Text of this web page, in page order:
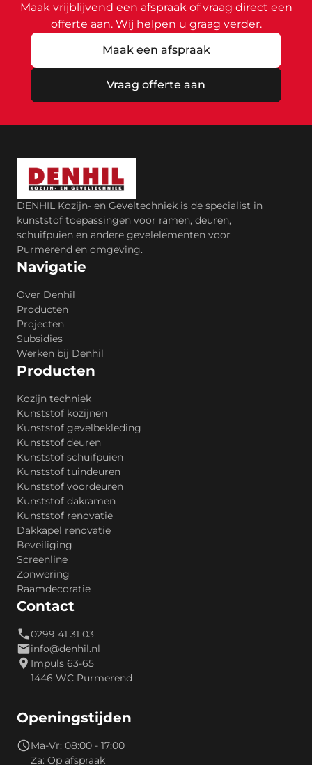
Maak vrijblijvend een afspraak of vraag direct een
offerte aan. Wij helpen u graag verder.
Maak een afspraak
Vraag offerte aan
DENHIL Kozijn- en Geveltechniek is de specialist in
kunststof toepassingen voor ramen, deuren,
schuifpuien en andere gevelelementen voor
Purmerend en omgeving.
Navigatie
Over Denhil
Producten
Projecten
Subsidies
Werken bij Denhil
Producten
Kozijn techniek
Kunststof kozijnen
Kunststof gevelbekleding
Kunststof deuren
Kunststof schuifpuien
Kunststof tuindeuren
Kunststof voordeuren
Kunststof dakramen
Kunststof renovatie
Dakkapel renovatie
Beveiliging
Screenline
Zonwering
Raamdecoratie
Contact
0299 41 31 03
info@denhil.nl
Impuls 63-65
1446 WC Purmerend
Openingstijden
Ma-Vr: 08:00 - 17:00
Za: Op afspraak